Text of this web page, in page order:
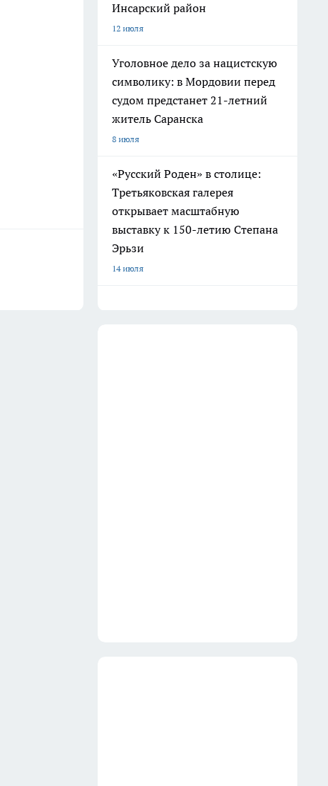
Инсарский район
12 июля
Уголовное дело за нацистскую
символику: в Мордовии перед
судом предстанет 21-летний
житель Саранска
8 июля
«Русский Роден» в столице:
Третьяковская галерея
открывает масштабную
выставку к 150-летию Степана
Эрьзи
14 июля